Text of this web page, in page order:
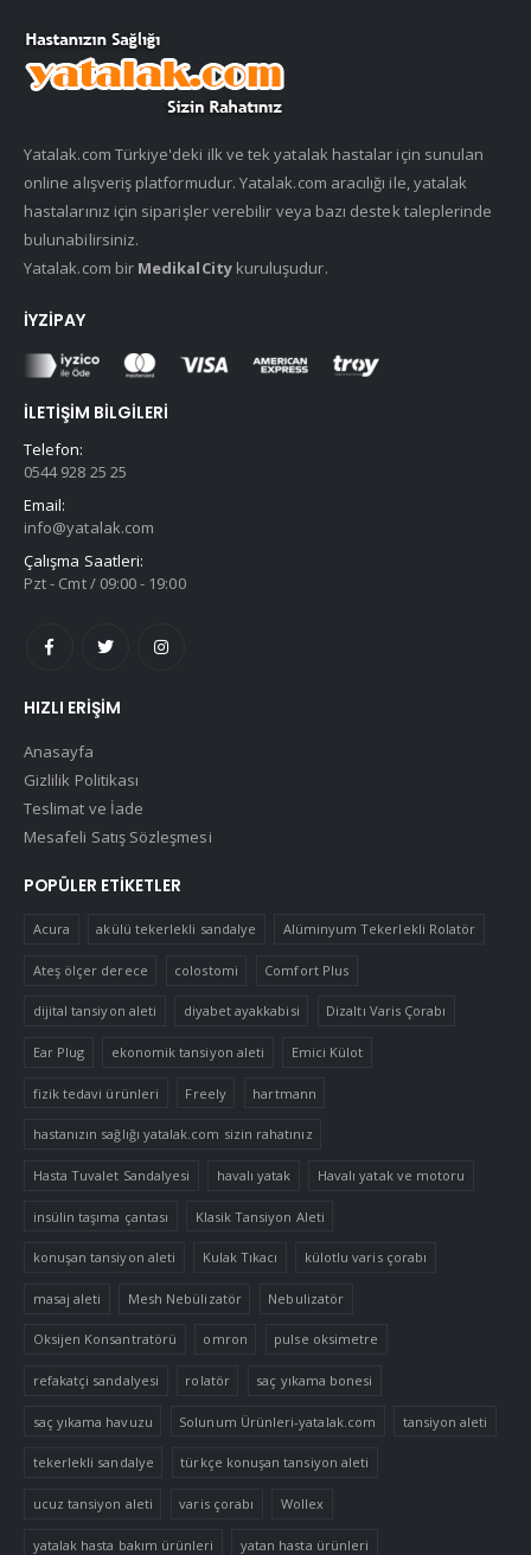
Yatalak.com Türkiye'deki ilk ve tek yatalak hastalar için sunulan
online alışveriş platformudur. Yatalak.com aracılığı ile, yatalak
hastalarınız için siparişler verebilir veya bazı destek taleplerinde
bulunabilirsiniz.
Yatalak.com bir MedikalCitykuruluşudur.
İYZIPAY
İLETIŞIM BILGILERI
Telefon:
0544 928 25 25
Email:
info@yatalak.com
Çalışma Saatleri:
Pzt - Cmt / 09:00 - 19:00
HIZLI ERIŞIM
Anasayfa
Gizlilik Politikası
Teslimat ve İade
Mesafeli Satış Sözleşmesi
POPÜLER ETIKETLER
Acura akülü tekerlekli sandalye Alüminyum Tekerlekli Rolatör
Ateş ölçer derece colostomi Comfort Plus
dijital tansiyon aleti diyabet ayakkabisi Dizaltı Varis Çorabı
Ear Plug ekonomik tansiyon aleti Emici Külot
fizik tedavi ürünleri Freely hartmann
hastanızın sağlığı yatalak.com sizin rahatınız
Hasta Tuvalet Sandalyesi havalı yatak Havalı yatak ve motoru
insülin taşıma çantası Klasik Tansiyon Aleti
konuşan tansiyon aleti Kulak Tıkacı külotlu varis çorabı
masaj aleti Mesh Nebülizatör Nebulizatör
Oksijen Konsantratörü omron pulse oksimetre
refakatçi sandalyesi rolatör saç yıkama bonesi
saç yıkama havuzu Solunum Ürünleri-yatalak.com tansiyon aleti
tekerlekli sandalye türkçe konuşan tansiyon aleti
ucuz tansiyon aleti varis çorabı Wollex
yatalak hasta bakım ürünleri yatan hasta ürünleri